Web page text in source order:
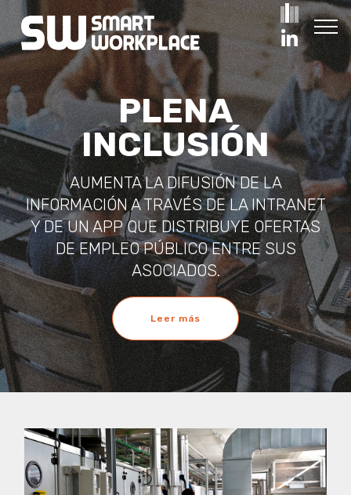
PLENA
INCLUSIÓN
AUMENTA LA DIFUSIÓN DE LA
INFORMACIÓN A TRAVÉS DE LA INTRANET
Y DE UN APP QUE DISTRIBUYE OFERTAS
DE EMPLEO PÚBLICO ENTRE SUS
ASOCIADOS.
Leer más